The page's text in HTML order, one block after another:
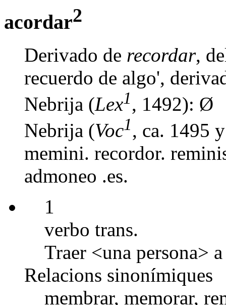
acordar2
Derivado de recordar,
recuerdo de algo',
Nebrija (Lex1, 1492): Ø
Nebrija (Voc1, ca. 1495
memini. recordor.
admoneo .es.
1
verbo trans.
Traer <una persona>
Relacions sinonímiques
membrar, memorar,